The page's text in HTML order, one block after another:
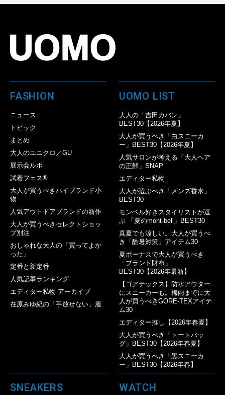
FASHION
ニュース
トピック
まとめ
大人のユニクロ／GU
展示会ルポ
試着フェス®︎
大人が買うべきハイブランド小
物
人気アウトドアブランドの新作
大人が買うべきセレクトショッ
プ別注
おしゃれな大人の「買ってよか
った」
定番と新定番
人気記事ランキング
エディター私物 アーカイブ
在原みゆ紀の「手放せない」服
UOMO LIST
大人の「吉田カバン」
BEST30【2026年夏】
大人が買うべき「白スニーカ
ー」BEST30【2026年夏】
人気サロンが考える「大人ヘア
の正解」SNAP
エディター私物
大人が選ぶべき「メンズ香水」
BEST30
モンベル好きスタイリストが選
ぶ 「夏のmont-bell」BEST30
真夏でも涼しい。大人が買うべ
き「酷暑対策」アイテム30
夏ボーナスで大人が買うべき
「ブランド財布」
BEST30【2026年最新】
【ゴアテックス】防水アウター
にスニーカーも。梅雨までに大
人が買うべきGORE-TEXアイテ
ム30
エディター推し【2026年春夏】
大人が買うべき「トートバッ
グ」BEST30【2026年春夏】
大人が買うべき「黒スニーカ
ー」BEST30【2026年春】
SNEAKERS WATCH